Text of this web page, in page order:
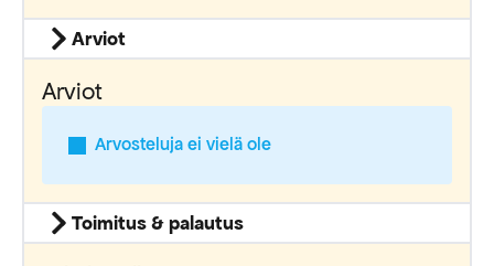
Arviot
Arviot
Arvosteluja ei vielä ole
Toimitus & palautus